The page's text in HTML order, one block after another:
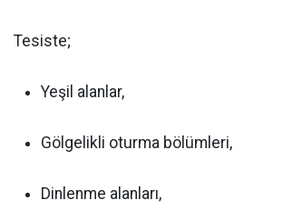
Tesiste;
Yeşil alanlar,
Gölgelikli oturma bölümleri,
Dinlenme alanları,